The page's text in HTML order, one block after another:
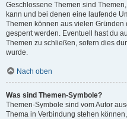
Geschlossene Themen sind
kann und bei denen eine laufende
Themen können aus vielen
gesperrt werden. Eventuell hast du
Themen zu schließen, sofern dies
wurde.
Nach oben
Was sind Themen-Symbole?
Themen-Symbole sind vom Autor
Thema in Verbindung stehen